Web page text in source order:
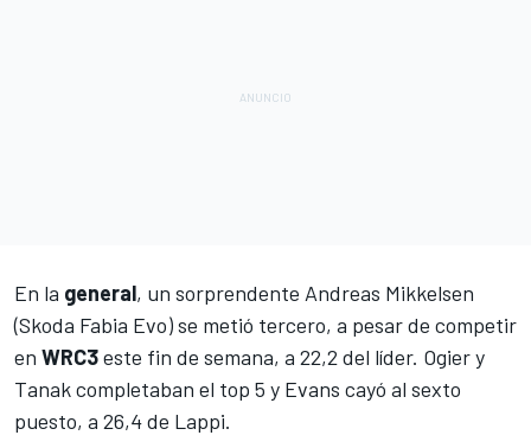
En la general, un sorprendente Andreas Mikkelsen
(Skoda Fabia Evo) se metió tercero, a pesar de competir
en WRC3este fin de semana, a 22,2 del líder. Ogier y
Tanak completaban el top 5 y Evans cayó al sexto
puesto, a 26,4 de Lappi.